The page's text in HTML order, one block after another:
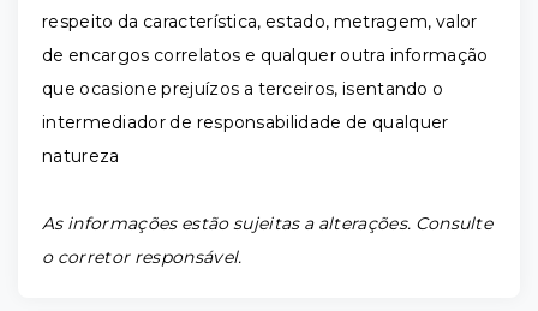
respeito da característica, estado, metragem, valor
de encargos correlatos e qualquer outra informação
que ocasione prejuízos a terceiros, isentando o
intermediador de responsabilidade de qualquer
natureza
As informações estão sujeitas a alterações. Consulte
o corretor responsável.